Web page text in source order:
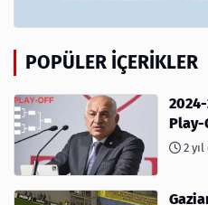
POPÜLER İÇERIKLER
Play-
2